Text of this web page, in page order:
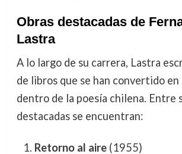
Obras destacadas de
Lastra
A lo largo de su carrera, Lastra
de libros que se han convertido en
dentro de la poesía chilena. Entre
destacadas se encuentran:
Retorno al aire(1955)